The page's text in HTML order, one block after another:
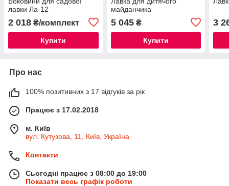
лавки Ла-12
2 018 ₴/комплект
Купити
майданчика
5 045₴
Купити
3
Про нас
100% позитивних з 17 відгуків за рік
Працює з 17.02.2018
м. Київ
вул. Кутузова, 11, Київ, Україна
Контакти
Сьогодні працює з 08:00 до 19:00
Показати весь графік роботи